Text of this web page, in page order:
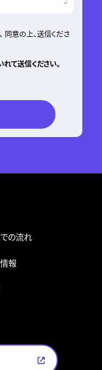
同意の上、送信くださ
て送信ください。
の流れ
報